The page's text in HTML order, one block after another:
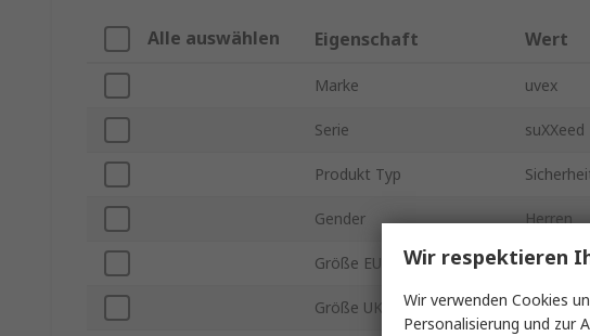
Alle auswählen Eigenschaft Wert
Marke uvex
Serie suXXeed
Produkt Typ
Gender Herren
Größe EU 47
Größe UK 12
Wir respektieren
Wir verwenden Cookies
Personalisierung und zur